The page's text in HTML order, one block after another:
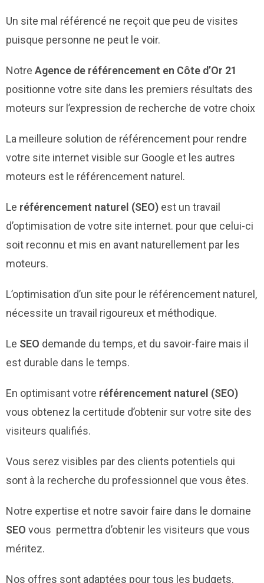
Un site mal référencé ne reçoit que peu de visites
puisque personne ne peut le voir.
Notre Agence de référencement en Côte d’Or 21
positionne votre site dans les premiers résultats des
moteurs sur l’expression de recherche de votre choix
La meilleure solution de référencement pour rendre
votre site internet visible sur Google et les autres
moteurs est le référencement naturel.
Le référencement naturel (SEO) est un travail
d’optimisation de votre site internet. pour que celui-ci
soit reconnu et mis en avant naturellement par les
moteurs.
L’optimisation d’un site pour le référencement naturel,
nécessite un travail rigoureux et méthodique.
Le SEO demande du temps, et du savoir-faire mais il
est durable dans le temps.
En optimisant votre référencement naturel (SEO)
vous obtenez la certitude d’obtenir sur votre site des
visiteurs qualifiés.
Vous serez visibles par des clients potentiels qui
sont à la recherche du professionnel que vous êtes.
Notre expertise et notre savoir faire dans le domaine
SEO vous permettra d’obtenir les visiteurs que vous
méritez.
Nos offres sont adaptées pour tous les budgets.